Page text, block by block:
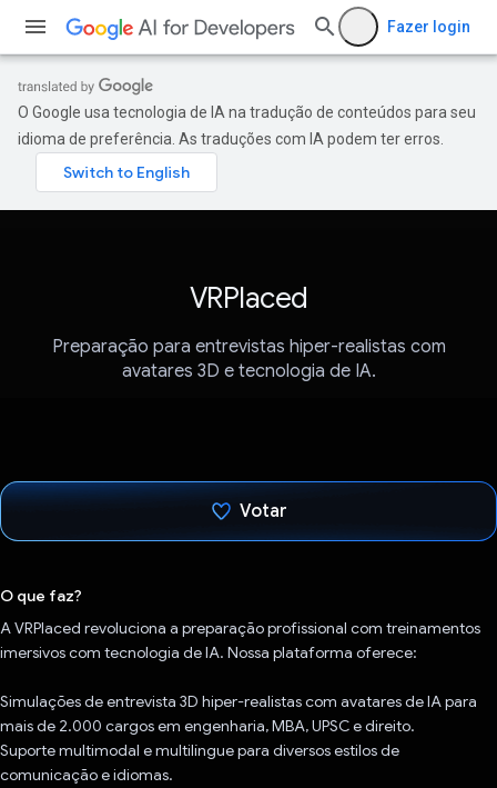
Fazer login
O Google usa tecnologia de IA na tradução de conteúdos para seu
idioma de preferência. As traduções com IA podem ter erros.
VRPlaced
Preparação para entrevistas hiper-realistas com
avatares 3D e tecnologia de IA.
Votar
O que faz?
A VRPlaced revoluciona a preparação profissional com treinamentos
imersivos com tecnologia de IA. Nossa plataforma oferece:
Simulações de entrevista 3D hiper-realistas com avatares de IA para
mais de 2.000 cargos em engenharia, MBA, UPSC e direito.
Suporte multimodal e multilíngue para diversos estilos de
comunicação e idiomas.